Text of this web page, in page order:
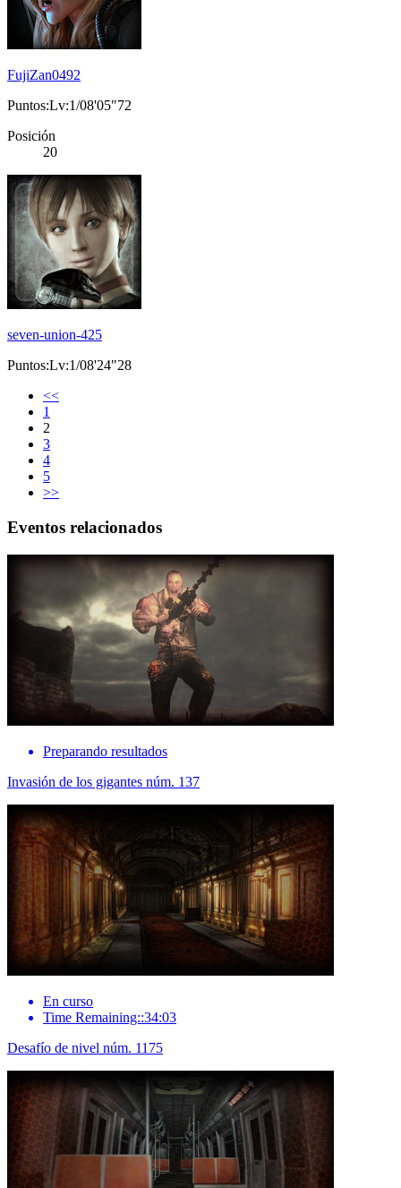
FujiZan0492
Puntos:Lv:1/08'05"72
Posición
20
seven-union-425
Puntos:Lv:1/08'24"28
<<
1
2
3
4
5
>>
Eventos relacionados
Preparando resultados
Invasión de los gigantes núm. 137
En curso
Time Remaining::34:03
Desafío de nivel núm. 1175